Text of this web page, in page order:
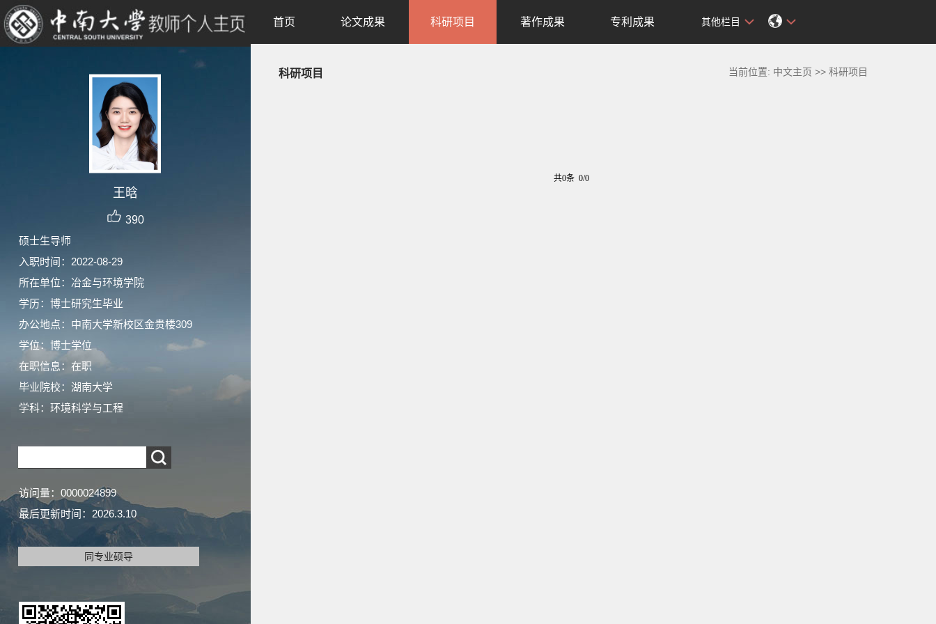
王晗
390
硕士生导师
入职时间：2022-08-29
所在单位：冶金与环境学院
学历：博士研究生毕业
办公地点：中南大学新校区金贵楼309
学位：博士学位
在职信息：在职
毕业院校：湖南大学
学科：环境科学与工程
访问量： 0000024899
最后更新时间： 2026.3.10
同专业硕导
首页 论文成果 科研项目 著作成果 专利成果 其他栏目
科研项目 当前位置: 中文主页 >>科研项目
共0条 0/0